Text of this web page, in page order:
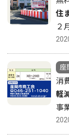
住
２
座
消
軽
事